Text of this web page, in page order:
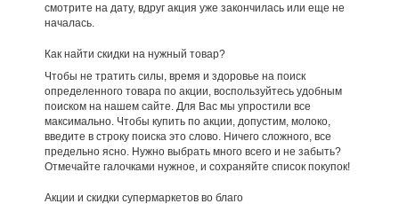
смотрите на дату, вдруг акция уже закончилась или еще не
началась.
Как найти скидки на нужный товар?
Чтобы не тратить силы, время и здоровье на поиск
определенного товара по акции, воспользуйтесь удобным
поиском на нашем сайте. Для Вас мы упростили все
максимально. Чтобы купить по акции, допустим, молоко,
введите в строку поиска это слово. Ничего сложного, все
предельно ясно. Нужно выбрать много всего и не забыть?
Отмечайте галочками нужное, и сохраняйте список покупок!
Акции и скидки супермаркетов во благо